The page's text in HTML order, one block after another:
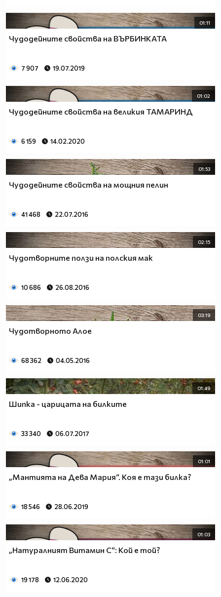
01:11
Чудодейните свойства на ВЪРБИНКАТА
7 907 19.07.2019
01:02
Чудодейните свойства на великия ТАМАРИНД
6 159 14.02.2020
01:53
Чудодейните свойства на мощния пелин
41 468 22.07.2016
02:15
Чудотворните ползи на полския мак
10 686 26.08.2016
03:19
Чудотворното Алое
68 362 04.05.2016
01:49
Шипка - царицата на билките
33 340 06.07.2017
01:01
„Мантията на Дева Мария“. Коя е тази билка?
18 546 28.06.2019
01:03
„Натуралният Витамин С“: Кой е той?
19 178 12.06.2020